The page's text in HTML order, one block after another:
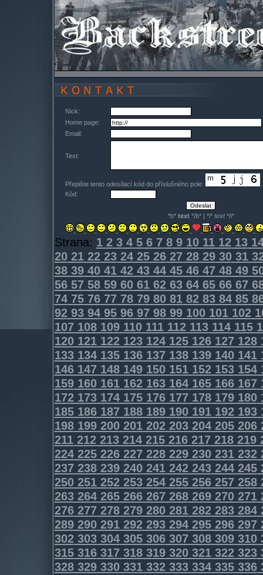
Nick:
Home page:
Email:
Text:
Přepište tento odesílací kód do příslušného pole:
Kód:
*b* text*/b* | *i* text*/i*
Strana: 12345678910111213
202122232425262728293031
383940414243444546474849
565758596061626364656667
747576777879808182838485
9293949596979899100101102
107108109110111112113114115
120121122123124125126127128
133134135136137138139140141
146147148149150151152153154
159160161162163164165166167
172173174175176177178179180
185186187188189190191192193
198199200201202203204205206
211212213214215216217218219
224225226227228229230231232
237238239240241242243244245
250251252253254255256257258
263264265266267268269270271
276277278279280281282283284
289290291292293294295296297
302303304305306307308309310
315316317318319320321322323
328329330331332333334335336